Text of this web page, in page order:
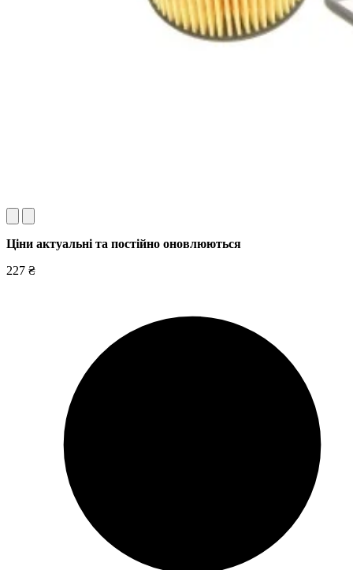
Ціни актуальні та постійно оновлюються
227 ₴